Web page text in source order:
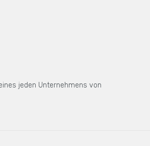
jeden Unternehmens von